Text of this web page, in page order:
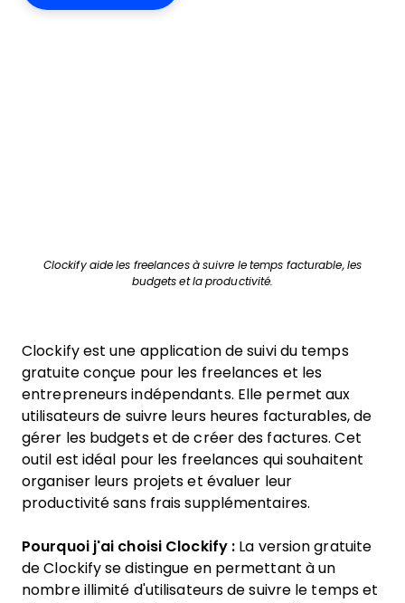
Clockify aide les freelances à suivre le temps facturable, les
budgets et la productivité.
Clockify est une application de suivi du temps
gratuite conçue pour les freelances et les
entrepreneurs indépendants. Elle permet aux
utilisateurs de suivre leurs heures facturables, de
gérer les budgets et de créer des factures. Cet
outil est idéal pour les freelances qui souhaitent
organiser leurs projets et évaluer leur
productivité sans frais supplémentaires.
Pourquoi j'ai choisi Clockify : La version gratuite
de Clockify se distingue en permettant à un
nombre illimité d'utilisateurs de suivre le temps et